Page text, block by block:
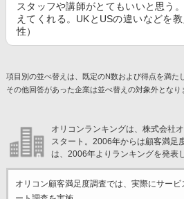
スタッフや講師がとてもいいと思う
えてくれる。UKとUSの違いなどを
性）
項目別の並べ替えは、既定のN数および得点を満た
その他回答があった企業は並べ替えの対象外となり
オリコンランキングは、株式会社
スタート。2006年からは顧客満足
は、2006年よりランキングを発表
オリコン顧客満足度調査では、実際にサービ